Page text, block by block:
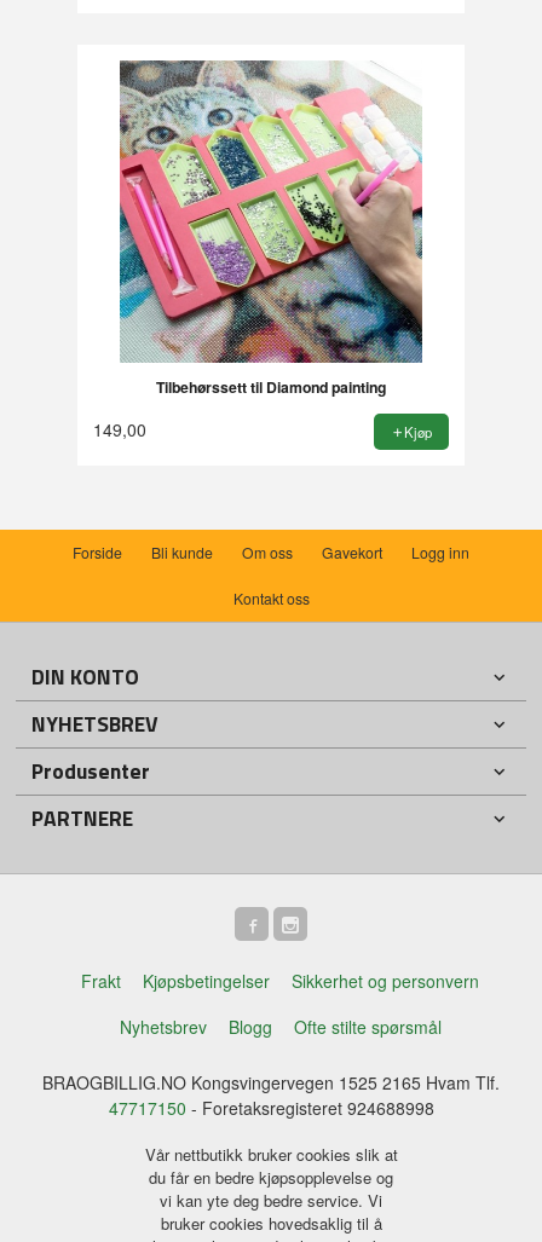
Tilbehørssett til Diamond painting
149,00 Kjøp
Forside Bli kunde Om oss Gavekort Logg inn
Kontakt oss
DIN KONTO
NYHETSBREV
Produsenter
PARTNERE
Frakt Kjøpsbetingelser
Sikkerhet og personvern
Nyhetsbrev
Blogg Ofte stilte spørsmål
BRAOGBILLIG.NO Kongsvingervegen 1525 2165 Hvam Tlf.
47717150 - Foretaksregisteret 924688998
Vår nettbutikk bruker cookies slik at
du får en bedre kjøpsopplevelse og
vi kan yte deg bedre service. Vi
bruker cookies hovedsaklig til å